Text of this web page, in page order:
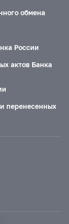
обмена
России
актов Банка
перенесенных